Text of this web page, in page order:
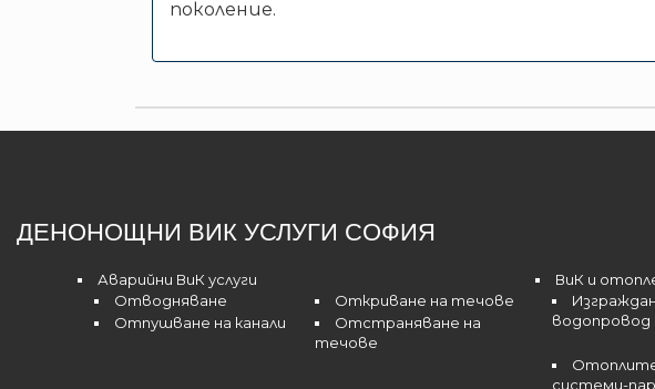
поколение.
ДЕНОНОЩНИ ВИК УСЛУГИ СОФИЯ
Аварийни ВиК услуги
Отводняване
Откриване на течове
Отпушване на канали
Отстраняване на
течове
ВиК и
водопровод
системи-